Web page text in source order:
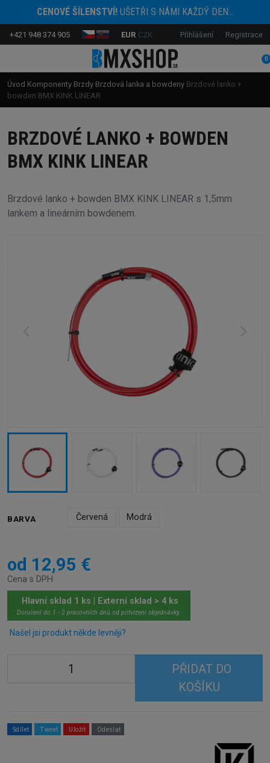
CENOVÉ ŠÍLENSTVÍ!UŠETŘI S NÁMI KAŽDÝ DEN...
+421 948 374 905 EUR CZK Přihlášení Registrace
0
Úvod Komponenty Brzdy Brzdová lanka a bowdeny Brzdové lanko +
bowden BMX KINK LINEAR
BRZDOVÉ LANKO + BOWDEN
BMX KINK LINEAR
Brzdové lanko + bowden BMX KINK LINEAR s 1,5mm
lankem a lineárním bowdenem.
BARVA Červená Modrá
od 12,95 €
Cena s DPH
Hlavní sklad 1 ks | Externí sklad > 4 ks
Doručení do 1 - 2 pracovních dnů od potvrzení objednávky.
Našel jsi produkt někde levněji?
PŘIDAT DO
KOŠÍKU
Sdílet Tweet Uložit Odeslat